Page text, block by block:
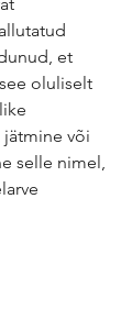
et
oluliselt
või
selle nimel,